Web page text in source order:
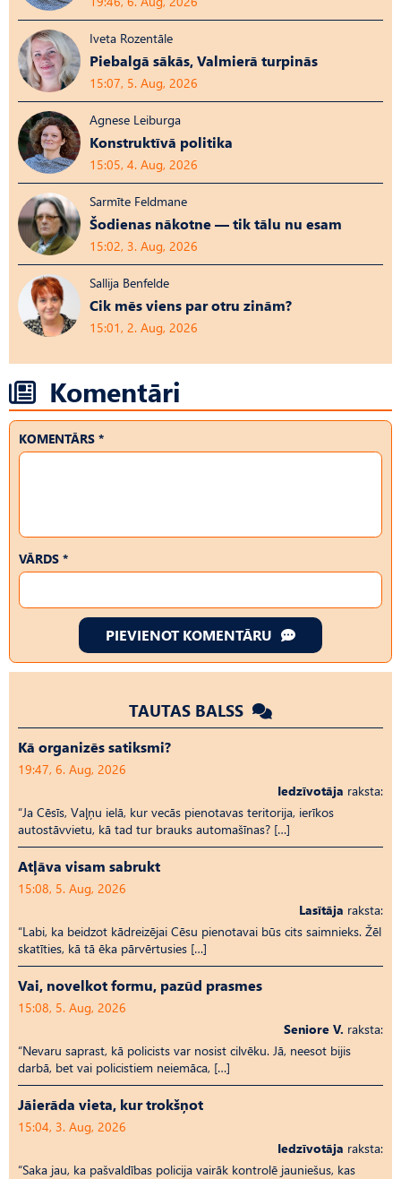
Iveta Rozentāle
Piebalgā sākās, Valmierā turpinās
15:07, 5. Aug, 2026
Agnese Leiburga
Konstruktīvā politika
15:05, 4. Aug, 2026
Sarmīte Feldmane
Šodienas nākotne — tik tālu nu esam
15:02, 3. Aug, 2026
Sallija Benfelde
Cik mēs viens par otru zinām?
15:01, 2. Aug, 2026
Komentāri
KOMENTĀRS *
VĀRDS *
PIEVIENOT KOMENTĀRU
TAUTAS BALSS
Kā organizēs satiksmi?
19:47, 6. Aug, 2026
Iedzīvotāja raksta:
“Ja Cēsīs, Vaļņu ielā, kur vecās pienotavas teritorija, ierīkos
autostāvvietu, kā tad tur brauks automašīnas? […]
Atļāva visam sabrukt
15:08, 5. Aug, 2026
Lasītāja raksta:
“Labi, ka beidzot kādreizējai Cēsu pienotavai būs cits saimnieks. Žēl
skatīties, kā tā ēka pārvērtusies […]
Vai, novelkot formu, pazūd prasmes
15:08, 5. Aug, 2026
Seniore V. raksta:
“Nevaru saprast, kā policists var nosist cilvēku. Jā, neesot bijis
darbā, bet vai policistiem neiemāca, […]
Jāierāda vieta, kur trokšņot
15:04, 3. Aug, 2026
Iedzīvotāja raksta:
“Saka jau, ka pašvaldības policija vairāk kontrolē jauniešus, kas